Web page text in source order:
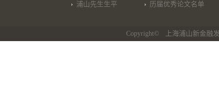
浦山先生生平
历届优秀论文名单
Copyright© 上海浦山新金融